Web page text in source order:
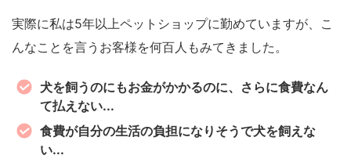
実際に私は5年以上ペットショップに勤めていますが、こ
んなことを言うお客様を何百人もみてきました。
犬を飼うのにもお金がかかるのに、さらに食費なん
て払えない...
食費が自分の生活の負担になりそうで犬を飼えな
い...